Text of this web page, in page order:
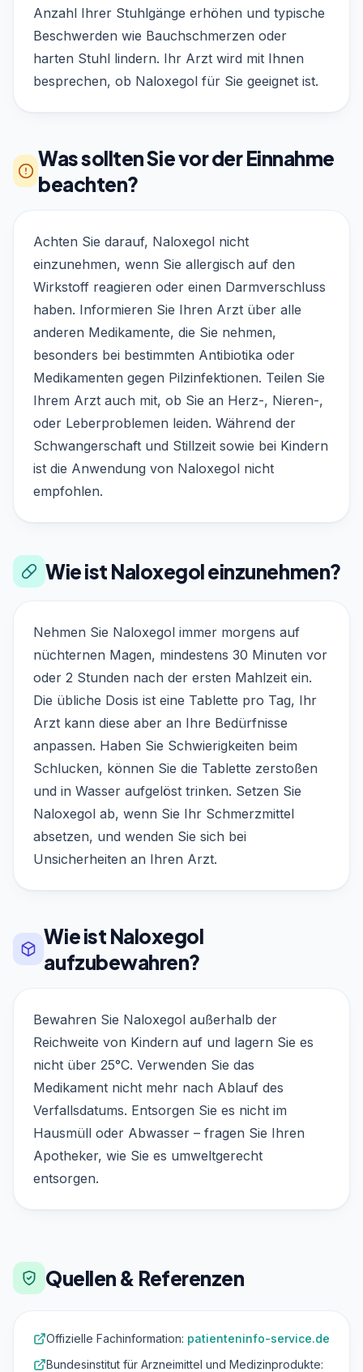
Anzahl Ihrer Stuhlgänge erhöhen und typische
Beschwerden wie Bauchschmerzen oder
harten Stuhl lindern. Ihr Arzt wird mit Ihnen
besprechen, ob Naloxegol für Sie geeignet ist.
Was sollten Sie vor der Einnahme
beachten?
Achten Sie darauf, Naloxegol nicht
einzunehmen, wenn Sie allergisch auf den
Wirkstoff reagieren oder einen Darmverschluss
haben. Informieren Sie Ihren Arzt über alle
anderen Medikamente, die Sie nehmen,
besonders bei bestimmten Antibiotika oder
Medikamenten gegen Pilzinfektionen. Teilen Sie
Ihrem Arzt auch mit, ob Sie an Herz-, Nieren-,
oder Leberproblemen leiden. Während der
Schwangerschaft und Stillzeit sowie bei Kindern
ist die Anwendung von Naloxegol nicht
empfohlen.
Wie ist Naloxegol einzunehmen?
Nehmen Sie Naloxegol immer morgens auf
nüchternen Magen, mindestens 30 Minuten vor
oder 2 Stunden nach der ersten Mahlzeit ein.
Die übliche Dosis ist eine Tablette pro Tag, Ihr
Arzt kann diese aber an Ihre Bedürfnisse
anpassen. Haben Sie Schwierigkeiten beim
Schlucken, können Sie die Tablette zerstoßen
und in Wasser aufgelöst trinken. Setzen Sie
Naloxegol ab, wenn Sie Ihr Schmerzmittel
absetzen, und wenden Sie sich bei
Unsicherheiten an Ihren Arzt.
Wie ist Naloxegol
aufzubewahren?
Bewahren Sie Naloxegol außerhalb der
Reichweite von Kindern auf und lagern Sie es
nicht über 25°C. Verwenden Sie das
Medikament nicht mehr nach Ablauf des
Verfallsdatums. Entsorgen Sie es nicht im
Hausmüll oder Abwasser – fragen Sie Ihren
Apotheker, wie Sie es umweltgerecht
entsorgen.
Quellen & Referenzen
Offizielle Fachinformation: patienteninfo-service.de
Bundesinstitut für Arzneimittel und Medizinprodukte: